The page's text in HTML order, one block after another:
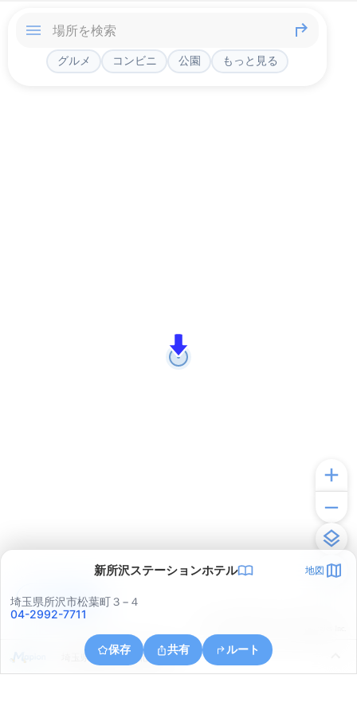
グルメ コンビニ 公園 もっと見る
新所沢ステーションホテル 地図
埼玉県所沢市松葉町３−４
04-2992-7711
保存 共有 ルート
埼玉県所沢市大字北岩岡
アプリで見る